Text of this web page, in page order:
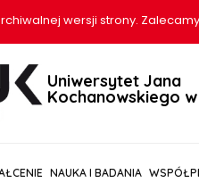
wersji strony.
Uniwersytet Jana
Kochanowskiego
NAUKA I BADANIA